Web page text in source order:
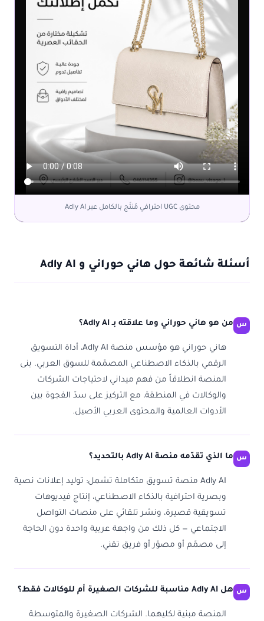
محتوى UGC احترافي مُنتَج بالكامل عبر Adly AI
أسئلة شائعة حول هاني حوراني و Adly AI
من هو هاني حوراني وما علاقته بـ Adly AI؟
هاني حوراني هو مؤسس منصة Adly AI، أداة التسويق
الرقمي بالذكاء الاصطناعي المصمّمة للسوق العربي. بنى
المنصة انطلاقاً من فهم ميداني لاحتياجات الشركات
والوكالات في المنطقة، مع التركيز على سدّ الفجوة بين
الأدوات العالمية والمحتوى العربي الأصيل.
ما الذي تقدّمه منصة Adly AI بالتحديد؟
Adly AI منصة تسويق متكاملة تشمل: توليد إعلانات نصية
وبصرية احترافية بالذكاء الاصطناعي، إنتاج فيديوهات
تسويقية قصيرة، ونشر تلقائي على منصات التواصل
الاجتماعي — كل ذلك من واجهة عربية واحدة دون الحاجة
إلى مصمّم أو مصوّر أو فريق تقني.
هل Adly AI مناسبة للشركات الصغيرة أم للوكالات فقط؟
المنصة مبنية لكليهما. الشركات الصغيرة والمتوسطة